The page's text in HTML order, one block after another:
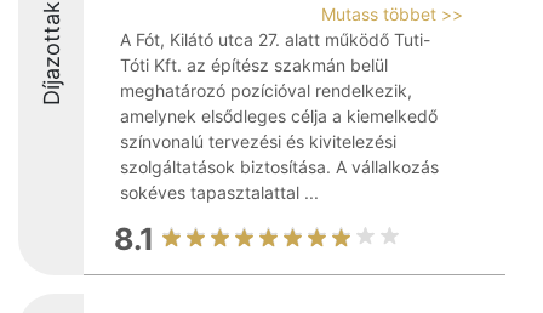
Díjazottak
Mutass többet >>
A Fót, Kilátó utca 27. alatt működő Tuti-
Tóti Kft. az építész szakmán belül
meghatározó pozícióval rendelkezik,
amelynek elsődleges célja a kiemelkedő
színvonalú tervezési és kivitelezési
szolgáltatások biztosítása. A vállalkozás
sokéves tapasztalattal ...
8.1